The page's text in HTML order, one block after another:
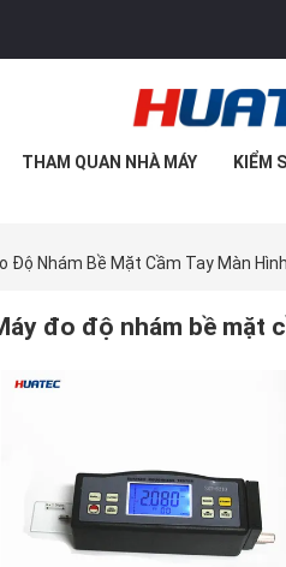
THAM QUAN NHÀ MÁY KIỂM
Độ Nhám Bề Mặt Cầm Tay Màn
đo độ nhám bề mặt